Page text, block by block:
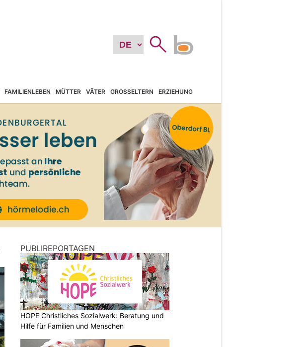
FAMILIENLEBEN MÜTTER VÄTER GROSSELTERN ERZIEHUNG
PUBLIREPORTAGEN
HOPE Christliches Sozialwerk: Beratung und
Hilfe für Familien und Menschen